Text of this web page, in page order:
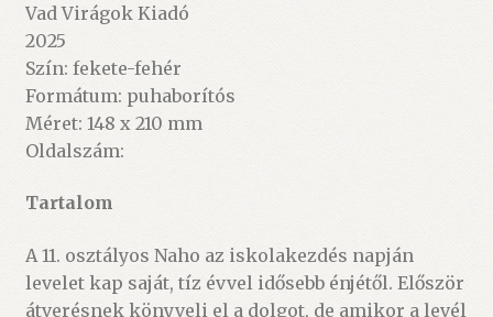
Vad Virágok Kiadó
2025
Szín: fekete-fehér
Formátum: puhaborítós
Méret: 148 x 210 mm
Oldalszám:
Tartalom
A 11. osztályos Naho az iskola­kezdés napján
levelet kap saját, tíz évvel idősebb énjétől. Először
átverésnek könyveli el a dolgot, de amikor a levél